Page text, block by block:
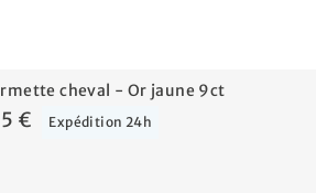
cheval - Or jaune 9ct
€ Expédition 24h